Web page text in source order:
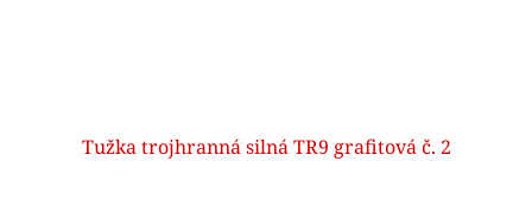
Tužka trojhranná silná TR9 grafitová č. 2